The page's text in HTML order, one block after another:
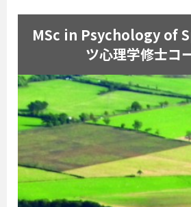
MSc in Psychology of
ツ心理学修士コ